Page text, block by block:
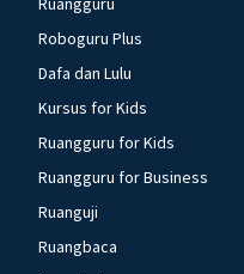
Roboguru Plus
Dafa dan Lulu
Kursus for Kids
Ruangguru for Kids
Ruangguru for Business
Ruanguji
Ruangbaca